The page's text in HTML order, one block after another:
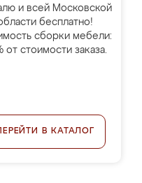
и всей Московской
бесплатно!
сборки мебели:
от стоимости заказа.
В КАТАЛОГ